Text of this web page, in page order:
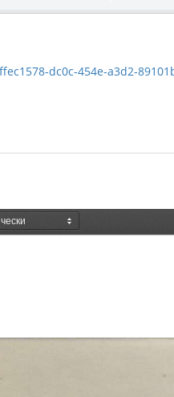
a3d2-89101b2be33f/